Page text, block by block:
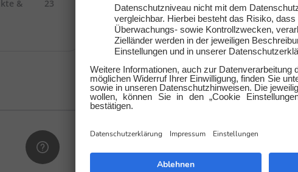
&
23
Wir beantworten